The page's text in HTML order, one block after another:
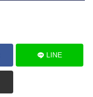
LINE